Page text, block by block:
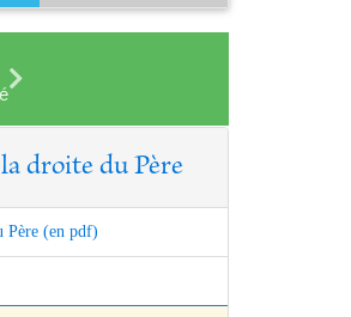
droite du Père
Père (en pdf)